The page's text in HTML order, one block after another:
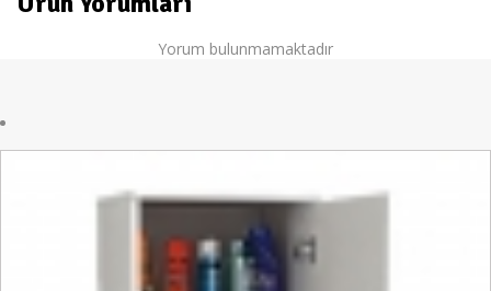
Yorum bulunmamaktadır